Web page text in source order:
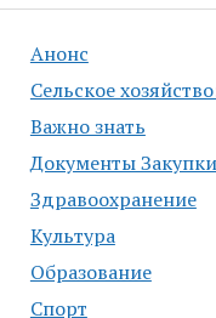
Анонс
Сельское
Важно знать
Документы Закупки
Здравоохранение
Культура
Образование
Спорт